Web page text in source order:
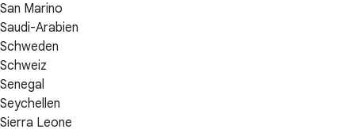
San Marino
Saudi-Arabien
Schweden
Schweiz
Senegal
Seychellen
Sierra Leone